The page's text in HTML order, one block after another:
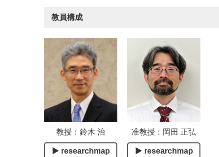
教員構成
教授：鈴木 治
▶ researchmap
准教授：岡田 正弘
▶ researchmap